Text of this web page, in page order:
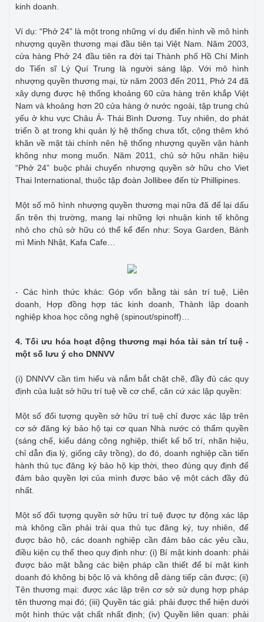
kinh doanh.
Ví dụ: “Phở 24” là một trong những ví dụ điển hình về mô hình
nhượng quyền thương mại đầu tiên tại Việt Nam. Năm 2003,
cửa hàng Phở 24 đầu tiên ra đời tại Thành phố Hồ Chí Minh
do Tiến sĩ Lý Quí Trung là người sáng lập. Với mô hình
nhượng quyền thương mại, từ năm 2003 đến 2011, Phở 24 đã
xây dựng được hệ thống khoảng 60 cửa hàng trên khắp Việt
Nam và khoảng hơn 20 cửa hàng ở nước ngoài, tập trung chủ
yếu ở khu vực Châu Á- Thái Bình Dương. Tuy nhiên, do phát
triển ồ ạt trong khi quản lý hệ thống chưa tốt, cộng thêm khó
khăn về mặt tài chính nên hệ thống nhượng quyền vận hành
không như mong muốn. Năm 2011, chủ sở hữu nhãn hiệu
“Phở 24” buộc phải chuyển nhượng quyền sở hữu cho Viet
Thai International, thuộc tập đoàn Jollibee đến từ Phillipines.
Một số mô hình nhượng quyền thương mại nữa đã để lại dấu
ấn trên thị trường, mang lại những lợi nhuận kinh tế không
nhỏ cho chủ sở hữu có thể kể đến như: Soya Garden, Bánh
mì Minh Nhật, Kafa Cafe…
- Các hình thức khác: Góp vốn bằng tài sản trí tuệ, Liên
doanh, Hợp đồng hợp tác kinh doanh, Thành lập doanh
nghiệp khoa học công nghệ (spinout/spinoff)…
4. Tối ưu hóa hoạt động thương mại hóa tài sản trí tuệ -
một số lưu ý cho DNNVV
(i) DNNVV cần tìm hiểu và nắm bắt chặt chẽ, đầy đủ các quy
định của luật sở hữu trí tuệ về cơ chế, căn cứ xác lập quyền:
Một số đối tượng quyền sở hữu trí tuệ chỉ được xác lập trên
cơ sở đăng ký bảo hộ tại cơ quan Nhà nước có thẩm quyền
(sáng chế, kiểu dáng công nghiệp, thiết kế bố trí, nhãn hiệu,
chỉ dẫn địa lý, giống cây trồng), do đó, doanh nghiệp cần tiến
hành thủ tục đăng ký bảo hộ kịp thời, theo đúng quy định để
đảm bảo quyền lợi của mình được bảo vệ một cách đầy đủ
nhất.
Một số đối tượng quyền sở hữu trí tuệ được tự động xác lập
mà không cần phải trải qua thủ tục đăng ký, tuy nhiên, để
được bảo hộ, các doanh nghiệp cần đảm bảo các yêu cầu,
điều kiện cụ thể theo quy định như: (i) Bí mật kinh doanh: phải
được bảo mật bằng các biện pháp cần thiết để bí mật kinh
doanh đó không bị bộc lộ và không dễ dàng tiếp cận được; (ii)
Tên thương mại: được xác lập trên cơ sở sử dụng hợp pháp
tên thương mại đó; (iii) Quyền tác giả: phải được thể hiện dưới
một hình thức vật chất nhất định; (iv) Quyền liên quan: phải